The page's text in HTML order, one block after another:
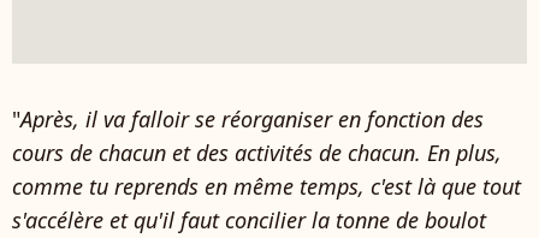
"Après, il va falloir se réorganiser en fonction des
cours de chacun et des activités de chacun. En plus,
comme tu reprends en même temps, c'est là que tout
s'accélère et qu'il faut concilier la tonne de boulot